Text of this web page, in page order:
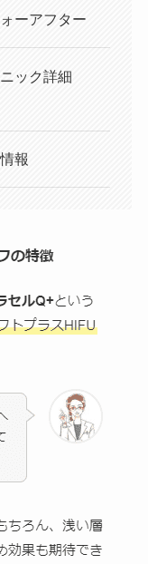
ーアフター
ック詳細
報